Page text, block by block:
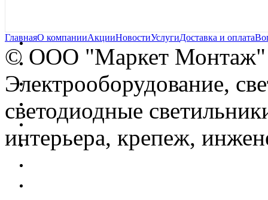
ГлавнаяО компанииАкцииНовостиУслугиДоставка и оплата
© OOO "Маркет Монтаж"
Электрооборудование,
светодиодные
интерьера, крепеж,